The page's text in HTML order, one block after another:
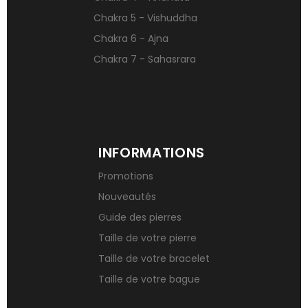
Chakra 5 - Vishuddha
Chakra 6 - Ajna
Chakra 7 - Sahasrara
INFORMATIONS
Promotions
Nouveautés
Guide des pierres
Taille de votre pierre
Taille de votre bracelet
Taille de votre bague